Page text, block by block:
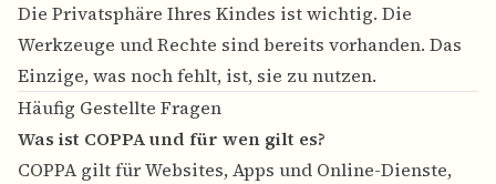
Die Privatsphäre Ihres Kindes ist wichtig. Die
Werkzeuge und Rechte sind bereits vorhanden. Das
Einzige, was noch fehlt, ist, sie zu nutzen.
Häufig Gestellte Fragen
Was ist COPPA und für wen gilt es?
COPPA gilt für Websites, Apps und Online-Dienste,